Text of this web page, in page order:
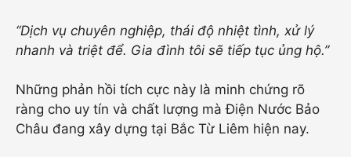
“Dịch vụ chuyên nghiệp, thái độ nhiệt tình, xử lý
nhanh và triệt để. Gia đình tôi sẽ tiếp tục ủng hộ.”
Những phản hồi tích cực này là minh chứng rõ
ràng cho uy tín và chất lượng mà Điện Nước Bảo
Châu đang xây dựng tại Bắc Từ Liêm hiện nay.